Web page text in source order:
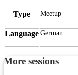
Type Meetup
Language German
More sessions